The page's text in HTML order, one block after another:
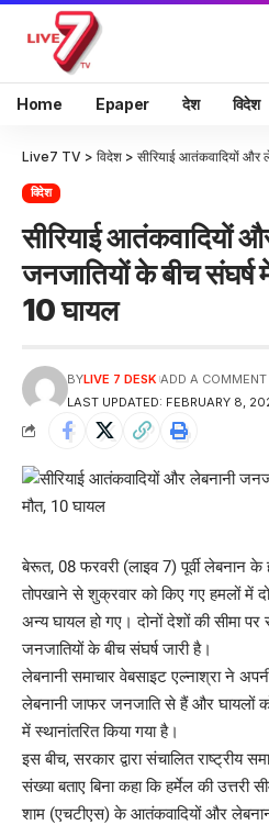
Home Epaper देश विदेश
Live7 TV > विदेश > सीरियाई आतंकवादियों और लेबनानी
विदेश
सीरियाई आतंकवादियों
जनजातियों के बीच संघर्ष
10 घायल
LAST UPDATED: FEBRUARY 8,
BYLIVE 7 DESK ADD A COMMENT
बेरूत, 08 फरवरी (लाइव 7) पूर्वी लेबनान के
तोपखाने से शुक्रवार को किए गए हमलों में
अन्य घायल हो गए। दोनों देशों की सीमा पर
जनजातियों के बीच संघर्ष जारी है।
लेबनानी समाचार वेबसाइट एल्नाश्रा ने
लेबनानी जाफर जनजाति से हैं और घायलों
में स्थानांतरित किया गया है।
इस बीच, सरकार द्वारा संचालित राष्ट्रीय
संख्या बताए बिना कहा कि हर्मेल की उत्तरी
शाम (एचटीएस) के आतंकवादियों और